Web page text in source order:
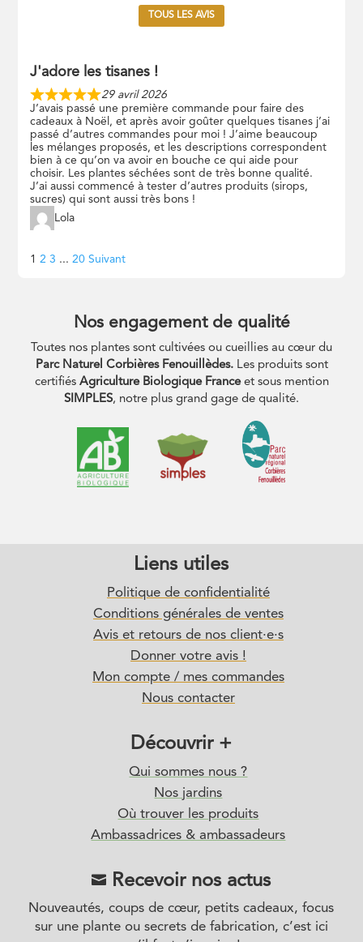
TOUS LES AVIS
J'adore les tisanes !
29 avril 2026
J’avais passé une première commande pour faire des
cadeaux à Noël, et après avoir goûter quelques tisanes j’ai
passé d’autres commandes pour moi ! J’aime beaucoup
les mélanges proposés, et les descriptions correspondent
bien à ce qu’on va avoir en bouche ce qui aide pour
choisir. Les plantes séchées sont de très bonne qualité.
J’ai aussi commencé à tester d’autres produits (sirops,
sucres) qui sont aussi très bons !
Lola
Navigation
Page
1 Page
2 Page
3 ... Page
20 Suivant
Nos engagement de qualité
Toutes nos plantes sont cultivées ou cueillies au cœur du
Parc Naturel Corbières Fenouillèdes.Les produits sont
certifiésAgriculture Biologique Franceet sous mention
SIMPLES, notre plus grand gage de qualité.
Liens utiles
Politique de confidentialité
Conditions générales de ventes
Avis et retours de nos client·e·s
Donner votre avis !
Mon compte / mes commandes
Nous contacter
Découvrir +
Qui sommes nous ?
Nos jardins
Où trouver les produits
Ambassadrices & ambassadeurs
 Recevoir nos actus
Nouveautés, coups de cœur, petits cadeaux, focus
sur une plante ou secrets de fabrication, c’est ici